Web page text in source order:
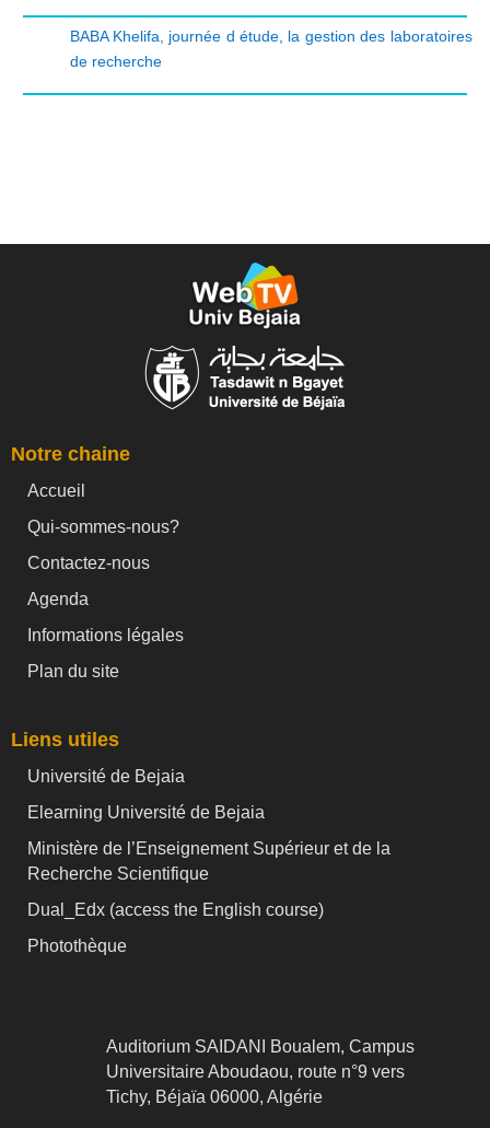
BABA Khelifa journée d étude la gestion des laboratoires
de recherche
Notre chaine
Accueil
Qui-sommes-nous?
Contactez-nous
Agenda
Informations légales
Plan du site
Liens utiles
Université de Bejaia
Elearning Université de Bejaia
Ministère de l’Enseignement Supérieur et de la
Recherche Scientifique
Dual_Edx (access the English course)
Photothèque
Auditorium SAIDANI Boualem, Campus
Universitaire Aboudaou, route n°9 vers
Tichy, Béjaïa 06000, Algérie